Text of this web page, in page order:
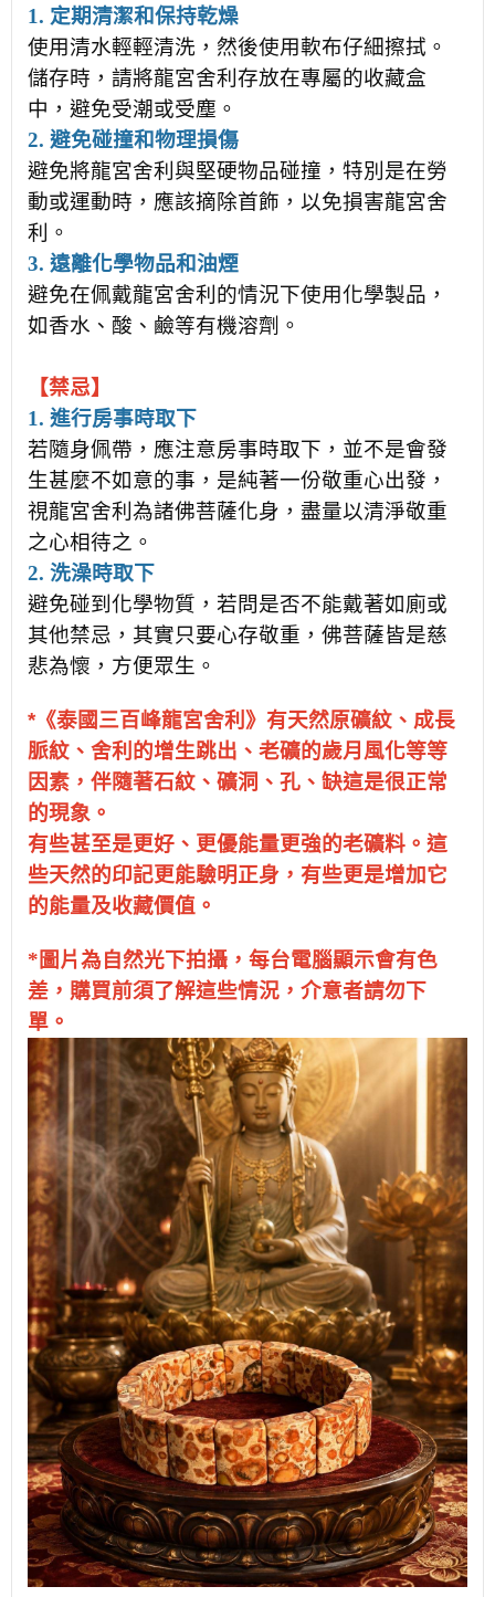
1. 定期清潔和保持乾燥
使用清水輕輕清洗，然後使用軟布仔細擦拭。
儲存時，請將龍宮舍利存放在專屬的收藏盒
中，避免受潮或受塵。
2. 避免碰撞和物理損傷
避免將龍宮舍利與堅硬物品碰撞，特別是在勞
動或運動時，應該摘除首飾，以免損害龍宮舍
利。
3. 遠離化學物品和油煙
避免在佩戴龍宮舍利的情況下使用化學製品，
如香水、酸、鹼等有機溶劑。
【禁忌】
1. 進行房事時取下
若隨身佩帶，應注意房事時取下，並不是會發
生甚麼不如意的事，是純著一份敬重心出發，
視龍宮舍利為諸佛菩薩化身，盡量以清淨敬重
之心相待之。
2. 洗澡時取下
避免碰到化學物質， 若問是否不能戴著如廁或
其他禁忌，其實只要心存敬重，佛菩薩皆是慈
悲為懷，方便眾生。
*《泰國三百峰龍宮舍利》有天然原礦紋、成長
脈紋、舍利的增生跳出、老礦的歲月風化等等
因素，伴隨著石紋、礦洞、孔、缺這是很正常
的現象。
有些甚至是更好、更優能量更強的老礦料。這
些天然的印記更能驗明正身，有些更是增加它
的能量及收藏價值。
*圖片為自然光下拍攝，每台電腦顯示會有色
差，購買前須了解這些情況，介意者請勿下
單 。